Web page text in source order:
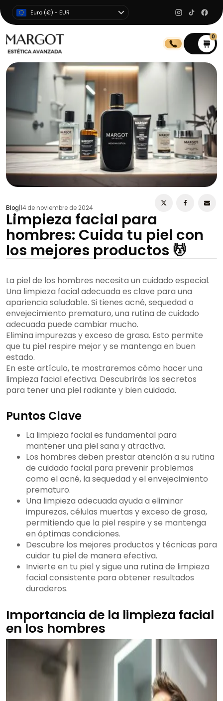
Euro (€) - EUR
0
Blog 14 de noviembre de 2024
Limpieza facial para
hombres: Cuida tu piel con
los mejores productos 💆
La piel de los hombres necesita un cuidado especial.
Una limpieza facial adecuada es clave para una
apariencia saludable. Si tienes acné, sequedad o
envejecimiento prematuro, una rutina de cuidado
adecuada puede cambiar mucho.
Elimina impurezas y exceso de grasa. Esto permite
que tu piel respire mejor y se mantenga en buen
estado.
En este artículo, te mostraremos cómo hacer una
limpieza facial efectiva. Descubrirás los secretos
para tener una piel radiante y bien cuidada.
Puntos Clave
La limpieza facial es fundamental para
mantener una piel sana y atractiva.
Los hombres deben prestar atención a su rutina
de cuidado facial para prevenir problemas
como el acné, la sequedad y el envejecimiento
prematuro.
Una limpieza adecuada ayuda a eliminar
impurezas, células muertas y exceso de grasa,
permitiendo que la piel respire y se mantenga
en óptimas condiciones.
Descubre los mejores productos y técnicas para
cuidar tu piel de manera efectiva.
Invierte en tu piel y sigue una rutina de limpieza
facial consistente para obtener resultados
duraderos.
Importancia de la limpieza facial
en los hombres